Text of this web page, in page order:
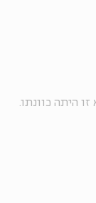
היתה כוונתו.